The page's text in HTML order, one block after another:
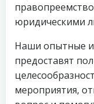
юридическими
Наши опытные
предоставят
мероприятия,